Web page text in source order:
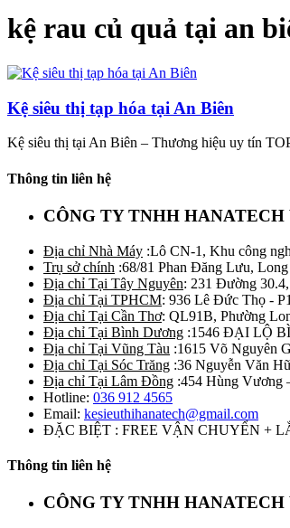
kệ rau củ quả tại an
Kệ siêu thị tạp hóa tại An Biên
Kệ siêu thị tại An Biên – Thương hiệu uy tín
Thông tin liên hệ
CÔNG TY TNHH
Địa chỉ Nhà Máy :Lô CN-1, Khu công
Trụ sở chính :68/81 Phan Đăng Lưu,
Địa chỉ Tại Tây Nguyên: 231 Đường
Địa chỉ Tại TPHCM: 936 Lê Đức Thọ -
Địa chỉ Tại Cần Thơ: QL91B, Phường
Địa chỉ Tại Bình Dương :1546 ĐẠI LỘ
Địa chỉ Tại Vũng Tàu :1615 Võ Nguyên
Địa chỉ Tại Sóc Trăng :36 Nguyễn Văn
Địa chỉ Tại Lâm Đồng :454 Hùng Vương
Hotline: 036 912 4565
Email: kesieuthihanatech@gmail.com
ĐẶC BIỆT : FREE VẬN CHUYỂN +
Thông tin liên hệ
CÔNG TY TNHH